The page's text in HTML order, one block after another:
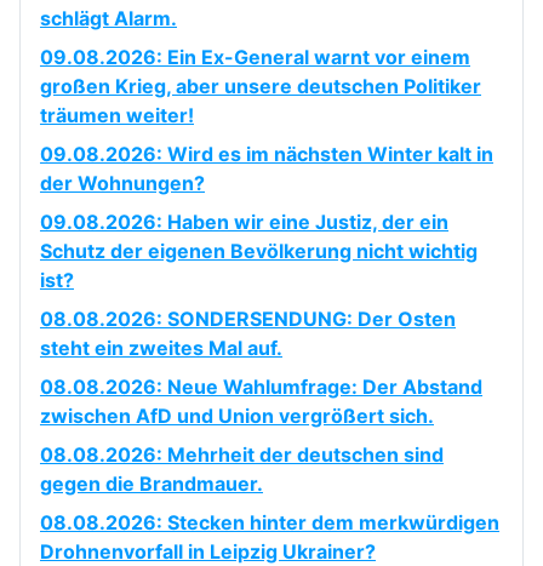
schlägt Alarm.
09.08.2026: Ein Ex-General warnt vor einem
großen Krieg, aber unsere deutschen Politiker
träumen weiter!
09.08.2026: Wird es im nächsten Winter kalt in
der Wohnungen?
09.08.2026: Haben wir eine Justiz, der ein
Schutz der eigenen Bevölkerung nicht wichtig
ist?
08.08.2026: SONDERSENDUNG: Der Osten
steht ein zweites Mal auf.
08.08.2026: Neue Wahlumfrage: Der Abstand
zwischen AfD und Union vergrößert sich.
08.08.2026: Mehrheit der deutschen sind
gegen die Brandmauer.
08.08.2026: Stecken hinter dem merkwürdigen
Drohnenvorfall in Leipzig Ukrainer?